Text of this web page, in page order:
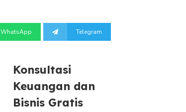
WhatsApp Telegram
Konsultasi
Keuangan dan
Bisnis Gratis